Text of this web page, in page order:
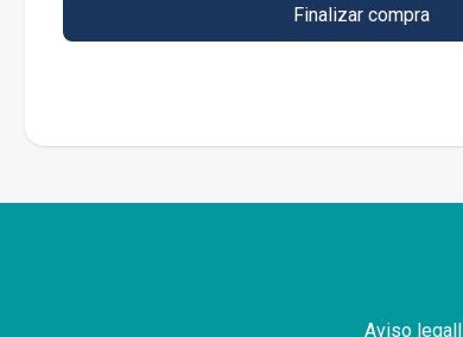
Finalizar compra
Aviso legal|